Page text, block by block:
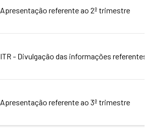
Apresentação referente ao 2º trimestre
ITR - Divulgação das informações referentes
Apresentação referente ao 3º trimestre